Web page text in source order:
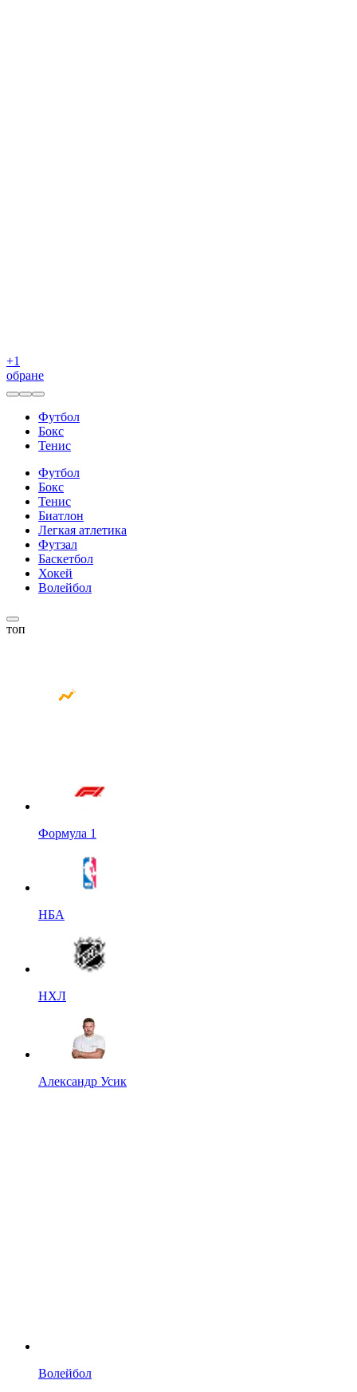
+1
обране
Футбол
Бокс
Тенис
Футбол
Бокс
Тенис
Биатлон
Легкая атлетика
Футзал
Баскетбол
Хокей
Волейбол
топ
Формула 1
НБА
НХЛ
Александр Усик
Волейбол